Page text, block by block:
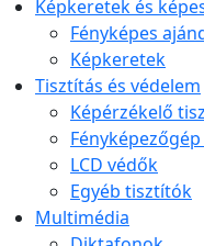
Képkeretek és
Fényképes
Képkeretek
Tisztítás és védelem
Képérzékelő
LCD védők
Egyéb tisztítók
Multimédia